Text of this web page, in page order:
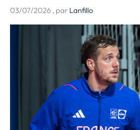
03/07/2026 , par Lanfillo